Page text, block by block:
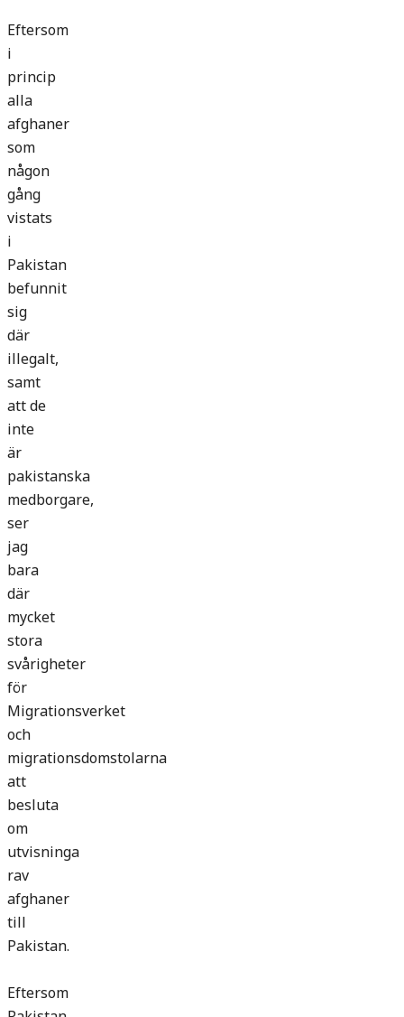
Eftersom
i
princip
alla
afghaner
som
någon
gång
vistats
i
Pakistan
befunnit
sig
där
illegalt,
samt
att de
inte
är
pakistanska
medborgare,
ser
jag
bara
där
mycket
stora
svårigheter
för
Migrationsverket
och
migrationsdomstolarna
att
besluta
om
utvisninga
rav
afghaner
till
Pakistan.
Eftersom